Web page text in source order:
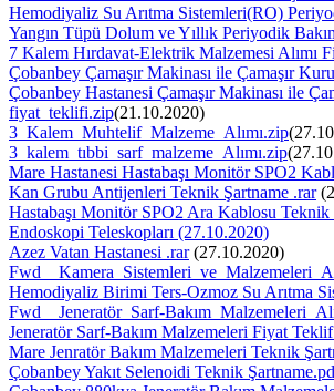
Hemodiyaliz Su Arıtma Sistemleri(RO)
Yangın Tüpü Dolum ve Yıllık Periyodik
7 Kalem Hırdavat-Elektrik Malzemesi Alımı
Çobanbey Çamaşır Makinası ile Çamaşır
Çobanbey Hastanesi Çamaşır Makinası ile
fiyat_teklifi.zip(21.10.2020)
3_Kalem_Muhtelif_Malzeme_Alımı.zip
3_kalem_tıbbi_sarf_malzeme_Alımı.zip
Mare Hastanesi Hastabaşı Monitör SPO2
Kan Grubu Antijenleri Teknik Şartname .rar
Hastabaşı Monitör SPO2 Ara Kablosu Teknik
Endoskopi Teleskopları (27.10.2020)
Azez Vatan Hastanesi .rar(27.10.2020)
Hemodiyaliz Birimi Ters-Ozmoz Su Arıtma
Fwd__Jeneratör_Sarf-
Jeneratör Sarf-Bakım Malzemeleri Fiyat
Mare Jenratör Bakım Malzemeleri Teknik
Çobanbey Yakıt Selenoidi Teknik